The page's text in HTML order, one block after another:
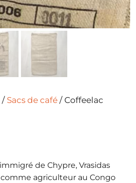
/ Sacs de café / Coffeelac
de Chypre, Vrasidas
agriculteur au Congo